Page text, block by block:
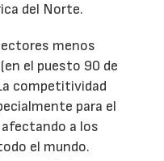
del Norte.
menos
el puesto 90 de
competitividad
para el
a los
el mundo.